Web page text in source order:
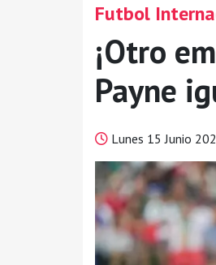
Futbol
¡Otro
Payne
Lunes 15 Junio